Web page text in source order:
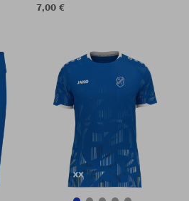
7,00 €